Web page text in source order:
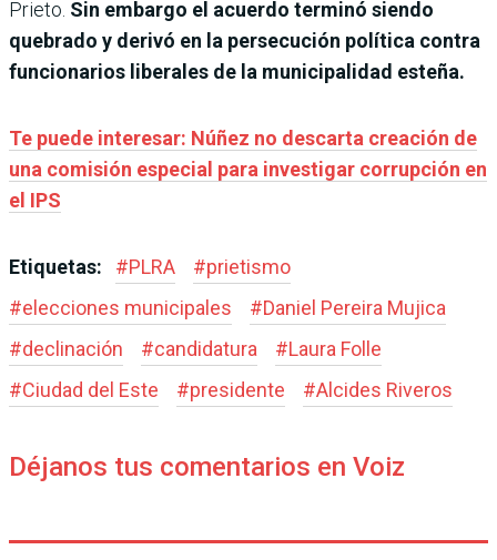
Prieto. Sin embargo el acuerdo terminó siendo
quebrado y derivó en la persecución política contra
funcionarios liberales de la municipalidad esteña.
Te puede interesar: Núñez no descarta creación de
una comisión especial para investigar corrupción en
el IPS
Etiquetas: #PLRA #prietismo
#elecciones municipales #Daniel Pereira Mujica
#declinación #candidatura #Laura Folle
#Ciudad del Este #presidente #Alcides Riveros
Déjanos tus comentarios en Voiz